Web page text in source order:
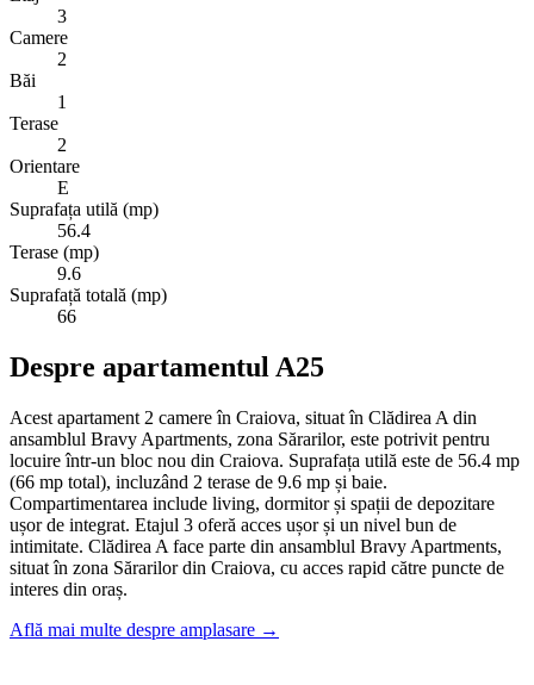
3
Camere
2
Băi
1
Terase
2
Orientare
E
Suprafața utilă (mp)
56.4
Terase (mp)
9.6
Suprafață totală (mp)
66
Despre apartamentul A25
Acest apartament 2 camere în Craiova, situat în Clădirea A din
ansamblul Bravy Apartments, zona Sărarilor, este potrivit pentru
locuire într-un bloc nou din Craiova. Suprafața utilă este de 56.4 mp
(66 mp total), incluzând 2 terase de 9.6 mp și baie.
Compartimentarea include living, dormitor și spații de depozitare
ușor de integrat. Etajul 3 oferă acces ușor și un nivel bun de
intimitate. Clădirea A face parte din ansamblul Bravy Apartments,
situat în zona Sărarilor din Craiova, cu acces rapid către puncte de
interes din oraș.
Află mai multe despre amplasare →